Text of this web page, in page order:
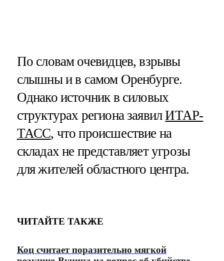
По словам очевидцев, взрывы
слышны и в самом Оренбурге.
Однако источник в силовых
структурах региона заявилИТАР-
ТАСС, что происшествие на
складах не представляет угрозы
для жителей областного центра.
ЧИТАЙТЕ ТАКЖЕ
Коц считает поразительно мягкой